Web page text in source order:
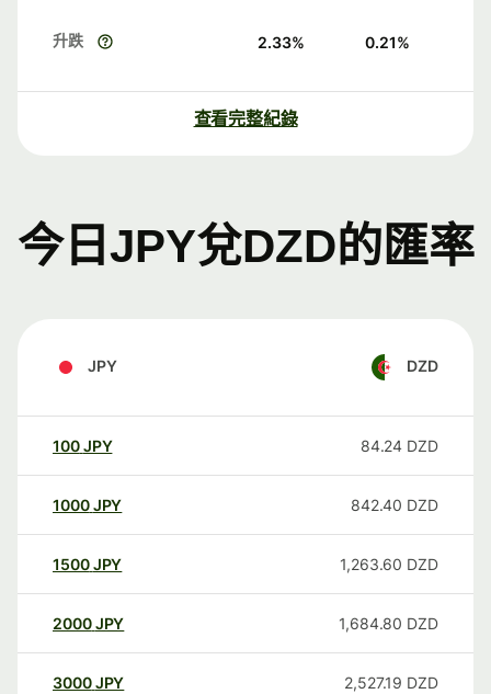
升跌 2.33% 0.21%
查看完整紀錄
今日JPY兌DZD的匯率
JPY DZD
100JPY 84.24 DZD
1000JPY 842.40 DZD
1500JPY 1,263.60 DZD
2000JPY 1,684.80 DZD
3000JPY 2,527.19 DZD